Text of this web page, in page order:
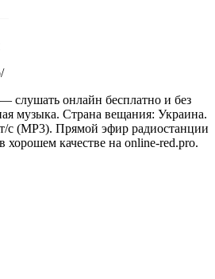
слушать онлайн бесплатно и без
музыка. Страна вещания: Украина.
с (MP3). Прямой эфир радиостанции
хорошем качестве на online-red.pro.